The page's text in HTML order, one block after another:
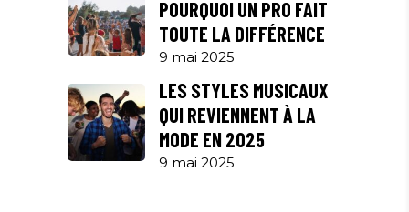
POURQUOI UN PRO FAIT
TOUTE LA DIFFÉRENCE
9 mai 2025
LES STYLES MUSICAUX
QUI REVIENNENT À LA
MODE EN 2025
9 mai 2025